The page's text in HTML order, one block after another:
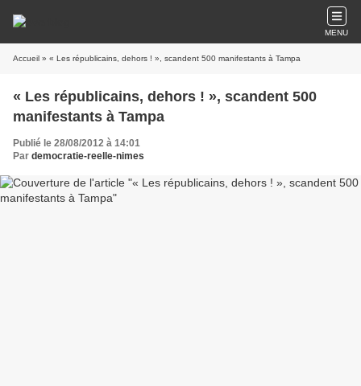
MENU
Accueil » « Les républicains, dehors ! », scandent 500 manifestants à Tampa
« Les républicains, dehors ! », scandent 500
manifestants à Tampa
Publié le 28/08/2012 à 14:01
Par democratie-reelle-nimes